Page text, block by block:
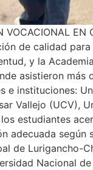
VOCACIONAL
de calidad
y la
asistieron
e instituciones:
Vallejo (UCV),
estudiantes
adecuada
de Lurigancho-
Nacional